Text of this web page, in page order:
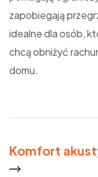
zapobiegają
idealne dla osób,
chcą obniżyć
domu.
Komfort